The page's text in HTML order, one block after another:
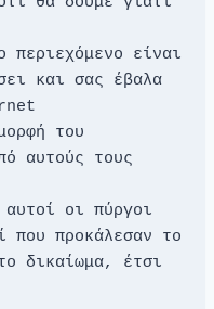
και σας έβαλα
αυτούς τους
που προκάλεσαν το
δικαίωμα, έτσι